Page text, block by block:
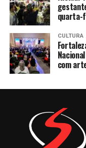
CULTURA
com